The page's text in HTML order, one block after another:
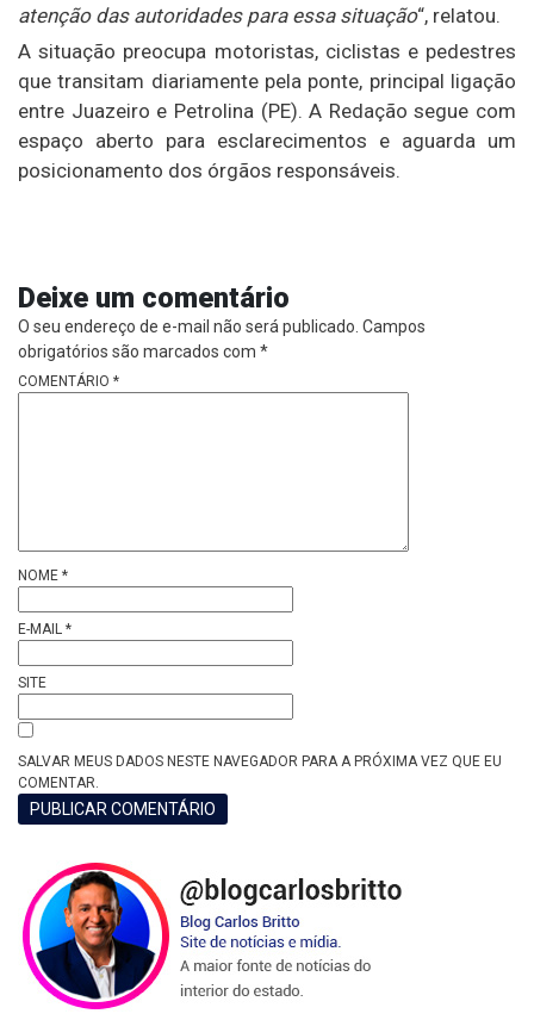
atenção das autoridades para essa situação“, relatou.
A situação preocupa motoristas, ciclistas e pedestres
que transitam diariamente pela ponte, principal ligação
entre Juazeiro e Petrolina (PE). A Redação segue com
espaço aberto para esclarecimentos e aguarda um
posicionamento dos órgãos responsáveis.
Deixe um comentário
O seu endereço de e-mail não será publicado. Campos
obrigatórios são marcados com *
COMENTÁRIO *
NOME *
E-MAIL *
SITE
SALVAR MEUS DADOS NESTE NAVEGADOR PARA A PRÓXIMA VEZ QUE EU
COMENTAR.